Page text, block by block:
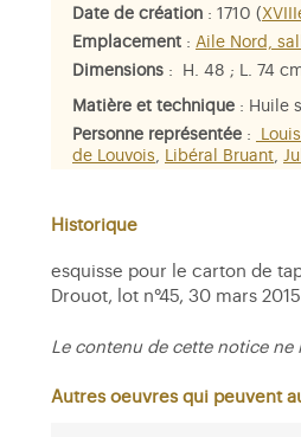
Date de création : 1710 (
Emplacement : Aile Nord,
Dimensions : H. 48 ; L. 74
Matière et technique : Huile
Personne représentée :
de Louvois, Libéral Bruant,
Historique
esquisse pour le carton de
Drouot, lot n°45, 30 mars 2015
Le contenu de cette notice ne
Autres oeuvres qui peuvent